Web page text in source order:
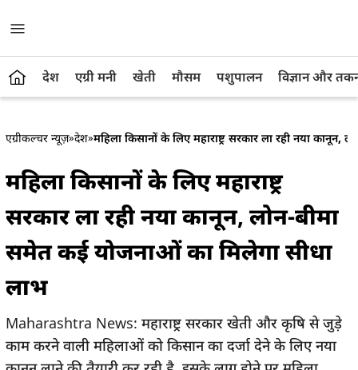
देश एग्री मनी खेती मौसम पशुपालन विज्ञान और
एग्रीकल्चर न्यूज़»देश»महिला किसानों के लिए महाराष्ट्र सरकार ला रही नया
महिला किसानों के लिए महाराष्ट्र
सरकार ला रही नया कानून, लोन-बीमा
समेत कई योजनाओं का मिलेगा सीधा
लाभ
Maharashtra News: महाराष्ट्र सरकार खेती और कृषि से जुड़े
काम करने वाली महिलाओं को किसान का दर्जा देने के लिए नया